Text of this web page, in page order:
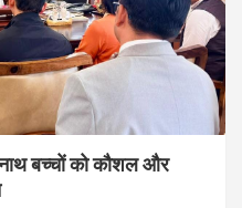
बच्चों को कौशल और